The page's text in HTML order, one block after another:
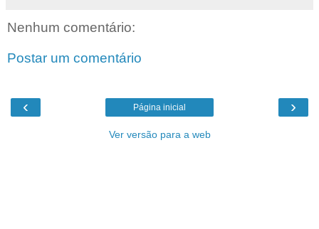
Nenhum comentário:
Postar um comentário
‹ ›
Página inicial
Ver versão para a web